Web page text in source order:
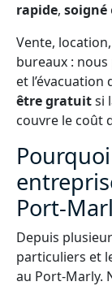
rapide, soigné
Vente,
bureaux :
et
être gratuitsi
couvre le coût
Port-
Depuis
particuliers et
au Port-Marly.